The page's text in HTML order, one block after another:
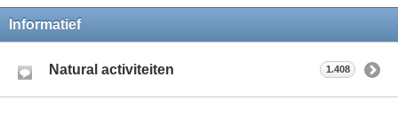
Informatief
Natural activiteiten 1.408